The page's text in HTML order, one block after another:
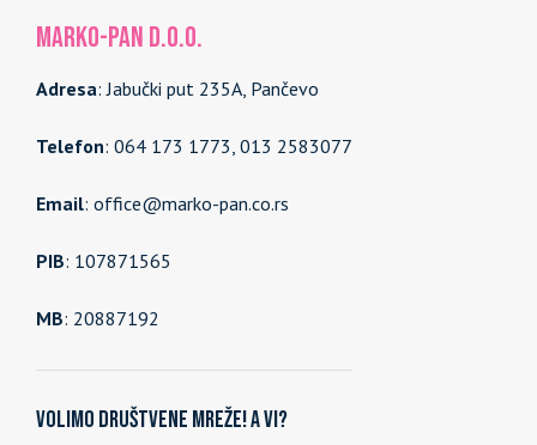
MARKO-PAN d.o.o.
Adresa: Jabučki put 235A, Pančevo
Telefon: 064 173 1773, 013 2583077
Email: office@marko-pan.co.rs
PIB: 107871565
MB: 20887192
Volimo društvene mreže! A vi?